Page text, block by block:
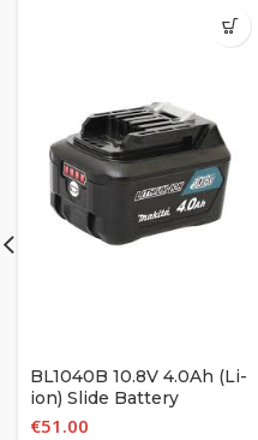
BL1040B 10.8V 4.0Ah (Li-
ion) Slide Battery
€51.00